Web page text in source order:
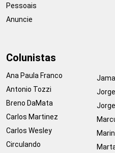
Pessoais
Anuncie
Colunistas
Ana Paula Franco
Antonio Tozzi
Breno DaMata
Carlos Martinez
Carlos Wesley
Circulando